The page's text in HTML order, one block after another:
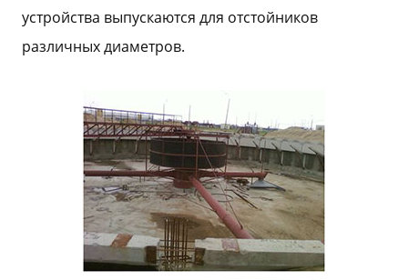
устройства выпускаются для отстойников
различных диаметров.